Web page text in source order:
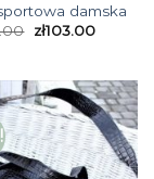
damska
zł103.00